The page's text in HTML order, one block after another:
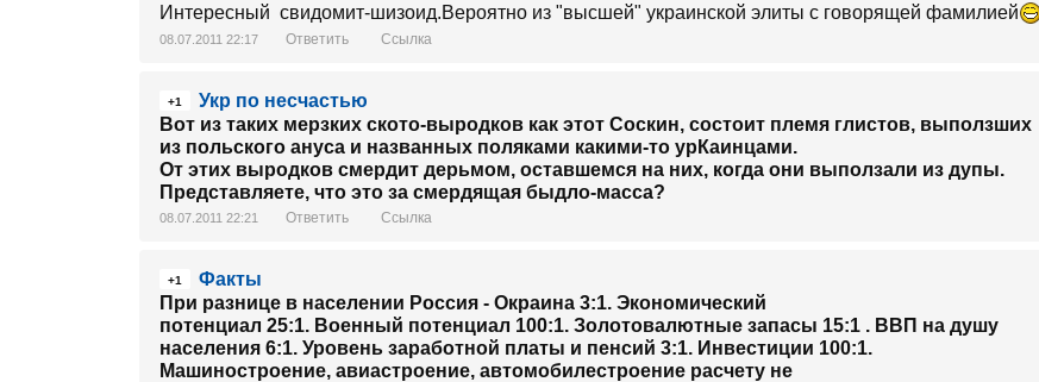
Интересный свидомит-шизоид.Вероятно из "высшей" украинской элиты с говорящей фамилией
08.07.2011 22:17 Ответить Ссылка
+1
Укр по несчастью
Вот из таких мерзких ското-выродков как этот Соскин, состоит племя глистов, выползших
из польского ануса и названных поляками какими-то урКаинцами.
От этих выродков смердит дерьмом, оставшемся на них, когда они выползали из дупы.
Представляете, что это за смердящая быдло-масса?
08.07.2011 22:21 Ответить Ссылка
+1
Факты
При разнице в населении Россия - Окраина 3:1. Экономический
потенциал 25:1. Военный потенциал 100:1. Золотовалютные запасы 15:1 . ВВП на душу
населения 6:1. Уровень заработной платы и пенсий 3:1. Инвестиции 100:1.
Машиностроение, авиастроение, автомобилестроение расчету не